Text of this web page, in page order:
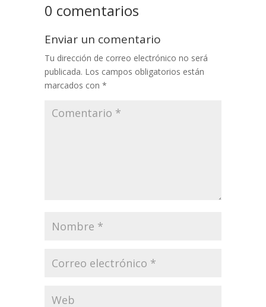
0 comentarios
Enviar un comentario
Tu dirección de correo electrónico no será
publicada. Los campos obligatorios están
marcados con *